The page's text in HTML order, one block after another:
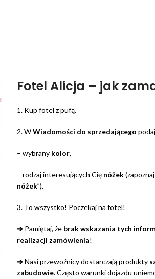
Fotel Alicja – jak
1. Kup fotel z pufą.
2. WWiadomości do sprzedającego
– wybrany kolor,
– rodzaj interesujących Cię nóżek
nóżek”).
3. To wszystko! Poczekaj na fotel!
➔ Pamiętaj, że brak wskazania tych
realizacji zamówienia!
➔Nasi przewoźnicy dostarczają produkty
zabudowie. Często warunki dojazdu